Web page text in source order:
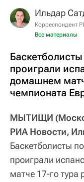
Ильдар
Корреспондент
Все материалы
проиграли
домашнем
чемпионата
МЫТИЩИ
РИА Новости,
Баскетболисты
проиграли
матче 17-го тура